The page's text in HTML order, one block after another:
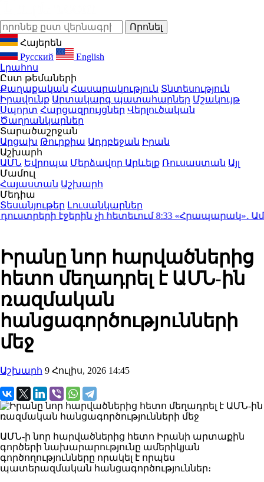
Հայերեն
Русский
English
Լրահոս
Ըստ թեմաների
Քաղաքական Հասարակություն Տնտեսություն
Իրավունք Արտակարգ պատահարներ Մշակույթ
Սպորտ Հարցազրույցներ Վերլուծական
Ծաղրանկարներ
Տարածաշրջան
Արցախ Թուրքիա Ադրբեջան Իրան
Աշխարհ
ԱՄՆ Եվրոպա Մերձավոր Արևելք Ռուսաստան Այլ
Մամուլ
Հայաստան Աշխարհ
Մեդիա
Տեսանյութեր Լուսանկարներ
էջերին չի հետեւում8:33«Հրապարակ»․ Ամեն
Իրանը նոր հարվածներից
հետո մեղադրել է ԱՄՆ-ին
ռազմական
հանցագործությունների
մեջ
Աշխարհ 9 Հուլիս, 2026 14:45
ԱՄՆ-ի նոր հարվածներից հետո Իրանի արտաքին
գործերի նախարարությունը ամերիկյան
գործողությունները որակել է որպես
պատերազմական հանցագործություններ։